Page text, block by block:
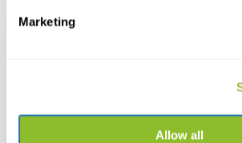
Marketing
Allow all
Recent bekeken
Do Plants Know Math?